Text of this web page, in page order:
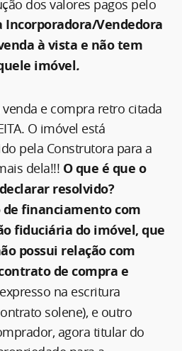
dos valores pagos pelo
Incorporadora/Vendedora
à vista e não tem
imóvel.
e compra retro citada
O imóvel está
pela Construtora para a
dela!!! O que é que o
resolvido?
financiamento com
fiduciária do imóvel, que
possui relação com
de compra e
na escritura
solene), e outro
agora titular do